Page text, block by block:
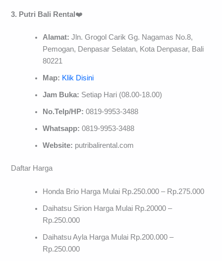
3. Putri Bali Rental ❤️
Alamat: Jln. Grogol Carik Gg. Nagamas No.8,
Pemogan, Denpasar Selatan, Kota Denpasar, Bali
80221
Map: Klik Disini
Jam Buka: Setiap Hari (08.00-18.00)
No.Telp/HP: 0819-9953-3488
Whatsapp:0819-9953-3488
Website: putribalirental.com
Daftar Harga
Honda Brio Harga Mulai Rp.250.000 – Rp.275.000
Daihatsu Sirion Harga Mulai Rp.20000 –
Rp.250.000
Daihatsu Ayla Harga Mulai Rp.200.000 –
Rp.250.000